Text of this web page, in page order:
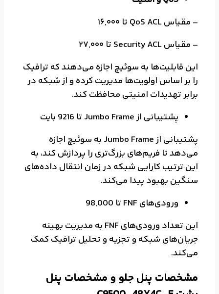
– مقیاس QoS ACL تا 16,000
– مقیاس Security ACL تا 27,000
این قابلیت‌ها به سوئیچ اجازه می‌دهند که ترافیک
را بر اساس اولویت‌ها مدیریت کرده و از شبکه در
برابر تهدیدات امنیتی محافظت کند.
پشتیبانی از Jumbo Frame تا 9216 بایت
پشتیبانی از Jumbo Frame به سوئیچ اجازه
می‌دهد تا فریم‌های بزرگ‌تری را پردازش کند، به
این ترتیب کارایی شبکه در زمان انتقال داده‌های
سنگین بهبود پیدا می‌کند.
ورودی‌های FNF تا 98,000
این تعداد ورودی‌های FNF به مدیریت بهینه
جریان‌های شبکه و تجزیه و تحلیل ترافیک کمک
می‌کند.
مشخصات پنل جلو و مشخصات پنل